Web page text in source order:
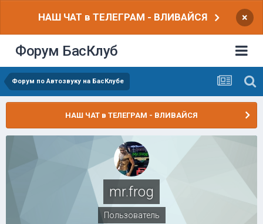
НАШ ЧАТ в ТЕЛЕГРАМ - ВЛИВАЙСЯ ×
Форум БасКлуб
Форум по Автозвуку на БасКлубе
НАШ ЧАТ в ТЕЛЕГРАМ - ВЛИВАЙСЯ
mr.frog
Пользователь